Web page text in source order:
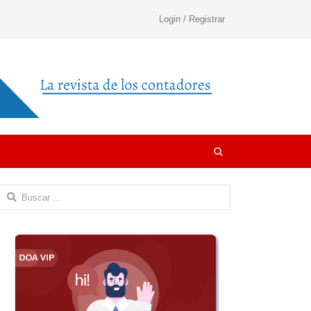
Login / Registrar
Buscar: